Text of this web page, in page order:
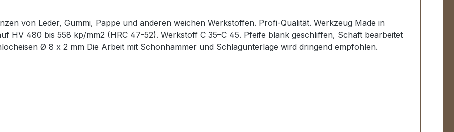
von Leder, Gummi, Pappe und anderen weichen Werkstoffen. Profi-Qualität. Werkzeug Made in
HV 480 bis 558 kp/mm2 (HRC 47-52). Werkstoff C 35–C 45. Pfeife blank geschliffen, Schaft bearbeitet
Ø 8 x 2 mm Die Arbeit mit Schonhammer und Schlagunterlage wird dringend empfohlen.